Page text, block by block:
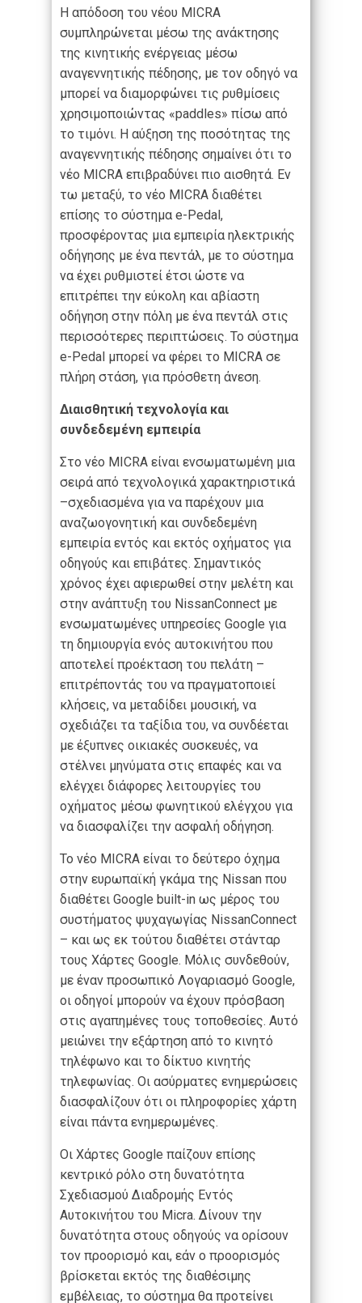
Η απόδοση του νέου MICRA
συμπληρώνεται μέσω της ανάκτησης
της κινητικής ενέργειας μέσω
αναγεννητικής πέδησης, με τον οδηγό να
μπορεί να διαμορφώνει τις ρυθμίσεις
χρησιμοποιώντας «paddles» πίσω από
το τιμόνι. Η αύξηση της ποσότητας της
αναγεννητικής πέδησης σημαίνει ότι το
νέο MICRA επιβραδύνει πιο αισθητά. Εν
τω μεταξύ, το νέο MICRA διαθέτει
επίσης το σύστημα e-Pedal,
προσφέροντας μια εμπειρία ηλεκτρικής
οδήγησης με ένα πεντάλ, με το σύστημα
να έχει ρυθμιστεί έτσι ώστε να
επιτρέπει την εύκολη και αβίαστη
οδήγηση στην πόλη με ένα πεντάλ στις
περισσότερες περιπτώσεις. Το σύστημα
e-Pedal μπορεί να φέρει το MICRA σε
πλήρη στάση, για πρόσθετη άνεση.
Διαισθητική τεχνολογία και
συνδεδεμένη εμπειρία
Στο νέο MICRA είναι ενσωματωμένη μια
σειρά από τεχνολογικά χαρακτηριστικά
–σχεδιασμένα για να παρέχουν μια
αναζωογονητική και συνδεδεμένη
εμπειρία εντός και εκτός οχήματος για
οδηγούς και επιβάτες. Σημαντικός
χρόνος έχει αφιερωθεί στην μελέτη και
στην ανάπτυξη του NissanConnect με
ενσωματωμένες υπηρεσίες Google για
τη δημιουργία ενός αυτοκινήτου που
αποτελεί προέκταση του πελάτη –
επιτρέποντάς του να πραγματοποιεί
κλήσεις, να μεταδίδει μουσική, να
σχεδιάζει τα ταξίδια του, να συνδέεται
με έξυπνες οικιακές συσκευές, να
στέλνει μηνύματα στις επαφές και να
ελέγχει διάφορες λειτουργίες του
οχήματος μέσω φωνητικού ελέγχου για
να διασφαλίζει την ασφαλή οδήγηση.
Το νέο MICRA είναι το δεύτερο όχημα
στην ευρωπαϊκή γκάμα της Nissan που
διαθέτει Google built-in ως μέρος του
συστήματος ψυχαγωγίας NissanConnect
– και ως εκ τούτου διαθέτει στάνταρ
τους Χάρτες Google. Μόλις συνδεθούν,
με έναν προσωπικό Λογαριασμό Google,
οι οδηγοί μπορούν να έχουν πρόσβαση
στις αγαπημένες τους τοποθεσίες. Αυτό
μειώνει την εξάρτηση από το κινητό
τηλέφωνο και το δίκτυο κινητής
τηλεφωνίας. Οι ασύρματες ενημερώσεις
διασφαλίζουν ότι οι πληροφορίες χάρτη
είναι πάντα ενημερωμένες.
Οι Χάρτες Google παίζουν επίσης
κεντρικό ρόλο στη δυνατότητα
Σχεδιασμού Διαδρομής Εντός
Αυτοκινήτου του Micra. Δίνουν την
δυνατότητα στους οδηγούς να ορίσουν
τον προορισμό και, εάν ο προορισμός
βρίσκεται εκτός της διαθέσιμης
εμβέλειας, το σύστημα θα προτείνει